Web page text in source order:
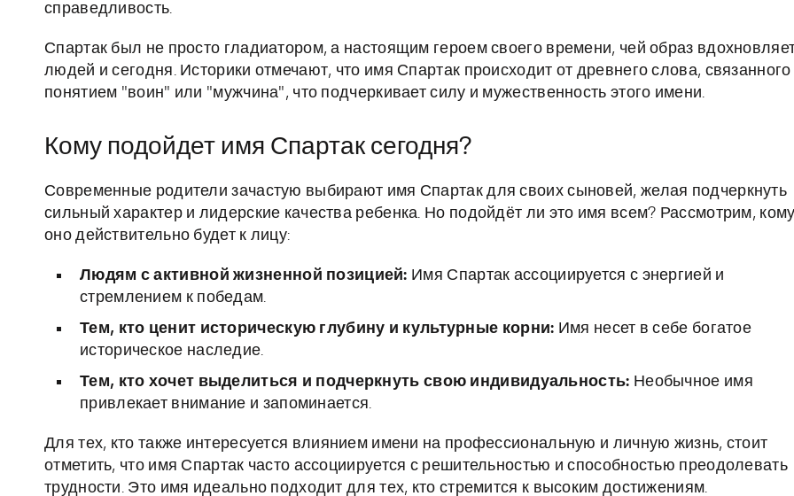
справедливость.
Спартак был не просто гладиатором, а настоящим героем своего времени, чей образ
людей и сегодня. Историки отмечают, что имя Спартак происходит от древнего слова, связанного
понятием "воин" или "мужчина", что подчеркивает силу и мужественность этого имени.
Кому подойдет имя Спартак сегодня?
Современные родители зачастую выбирают имя Спартак для своих сыновей, желая подчеркнуть
сильный характер и лидерские качества ребенка. Но подойдёт ли это имя всем? Рассмотрим,
оно действительно будет к лицу:
Людям с активной жизненной позицией: Имя Спартак ассоциируется с энергией и
стремлением к победам.
Тем, кто ценит историческую глубину и культурные корни: Имя несет в себе богатое
историческое наследие.
Тем, кто хочет выделиться и подчеркнуть свою индивидуальность: Необычное имя
привлекает внимание и запоминается.
Для тех, кто также интересуется влиянием имени на профессиональную и личную жизнь, стоит
отметить, что имя Спартак часто ассоциируется с решительностью и способностью преодолевать
трудности. Это имя идеально подходит для тех, кто стремится к высоким достижениям.